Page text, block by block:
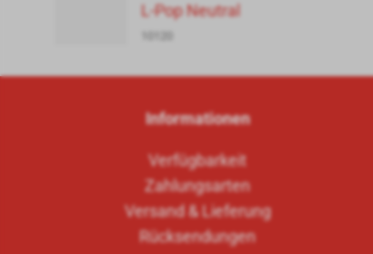
L-Pop Neutral
Informationen
Verfügbarkeit
Zahlungsarten
Versand & Lieferung
Rücksendungen